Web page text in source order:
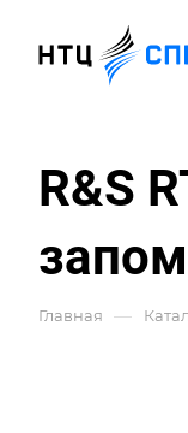
R&S
Главная —